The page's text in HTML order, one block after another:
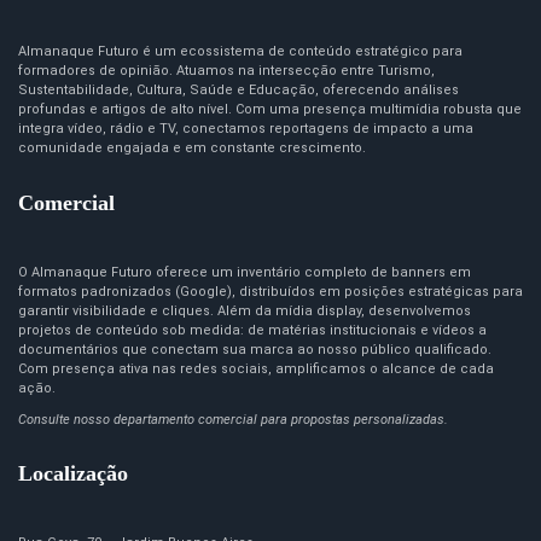
Almanaque Futuro é um ecossistema de conteúdo estratégico para
formadores de opinião. Atuamos na intersecção entre Turismo,
Sustentabilidade, Cultura, Saúde e Educação, oferecendo análises
profundas e artigos de alto nível. Com uma presença multimídia robusta que
integra vídeo, rádio e TV, conectamos reportagens de impacto a uma
comunidade engajada e em constante crescimento.
Comercial
O Almanaque Futuro oferece um inventário completo de banners em
formatos padronizados (Google), distribuídos em posições estratégicas para
garantir visibilidade e cliques. Além da mídia display, desenvolvemos
projetos de conteúdo sob medida: de matérias institucionais e vídeos a
documentários que conectam sua marca ao nosso público qualificado.
Com presença ativa nas redes sociais, amplificamos o alcance de cada
ação.
Consulte nosso departamento comercial para propostas personalizadas.
Localização